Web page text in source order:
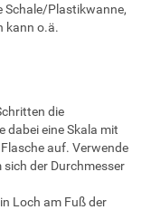
Schale/Plastikwanne,
kann o.ä.
die
dabei eine Skala mit
auf. Verwende
sich der Durchmesser
Loch am Fuß der